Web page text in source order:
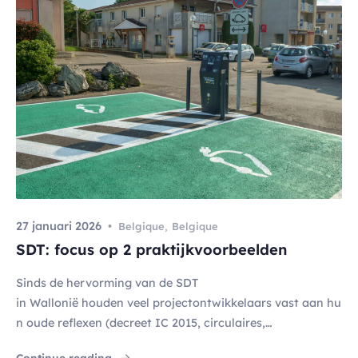
teringsbeslissingen, de keuze van
de locatie van hoofdkantoren of logistieke hubs: elke besli
ssing zet de regio’s in directe concurrentie met elkaar. Om
het verschil te maken, moet men het vermogen benutten
om een coherent en becijferd territoriaal project te prese
nteren en […]
SDT: focus op 2 praktijkvoorbeelden
Sinds de hervorming van de SDT
in Wallonië houden veel projectontwikkelaars vast aan hu
n oude reflexen (decreet IC 2015, circulaires,
27 januari 2026 Belgique, Belgique